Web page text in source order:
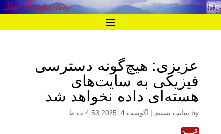
عزیزی: هیچ‌گونه دسترسی
فیزیکی به سایت‌های
هسته‌ای داده نخواهد شد
by سایت تسنیم | آگوست 4, 2025 4:53 ب.ظ